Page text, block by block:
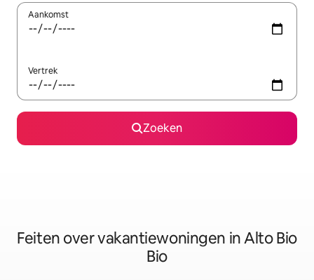
Aankomst
Vertrek
Zoeken
Feiten over vakantiewoningen in Alto Bio
Bio